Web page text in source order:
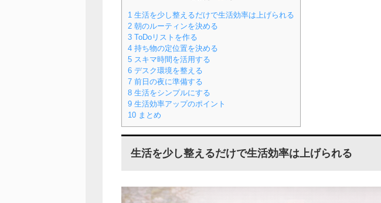
1 生活を少し整えるだけで生活効率は上げられる
2 朝のルーティンを決める
3 ToDoリストを作る
4 持ち物の定位置を決める
5 スキマ時間を活用する
6 デスク環境を整える
7 前日の夜に準備する
8 生活をシンプルにする
9 生活効率アップのポイント
10 まとめ
生活を少し整えるだけで生活効率は上げられる